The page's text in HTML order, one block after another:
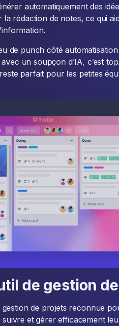
automatiquement des
rédaction de notes, ce qui
de punch côté
un soupçon d’IA, c’est
parfait pour les petites
de gestion
de projets reconnue
et gérer efficacement